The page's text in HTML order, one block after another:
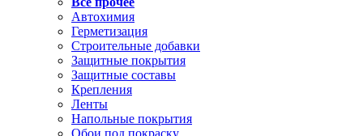
Автохимия
Герметизация
Строительные добавки
Защитные покрытия
Защитные составы
Крепления
Ленты
Напольные покрытия
Обои под покраску